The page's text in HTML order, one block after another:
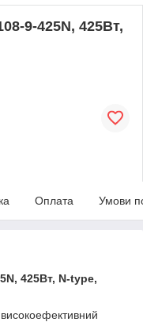
9-425N, 425Вт,
Оплата Умови
425Вт, N-type,